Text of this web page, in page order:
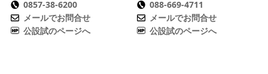
0857-38-6200
メールでお問合せ
公設試のページへ
088-669-4711
メールでお問合せ
公設試のページへ